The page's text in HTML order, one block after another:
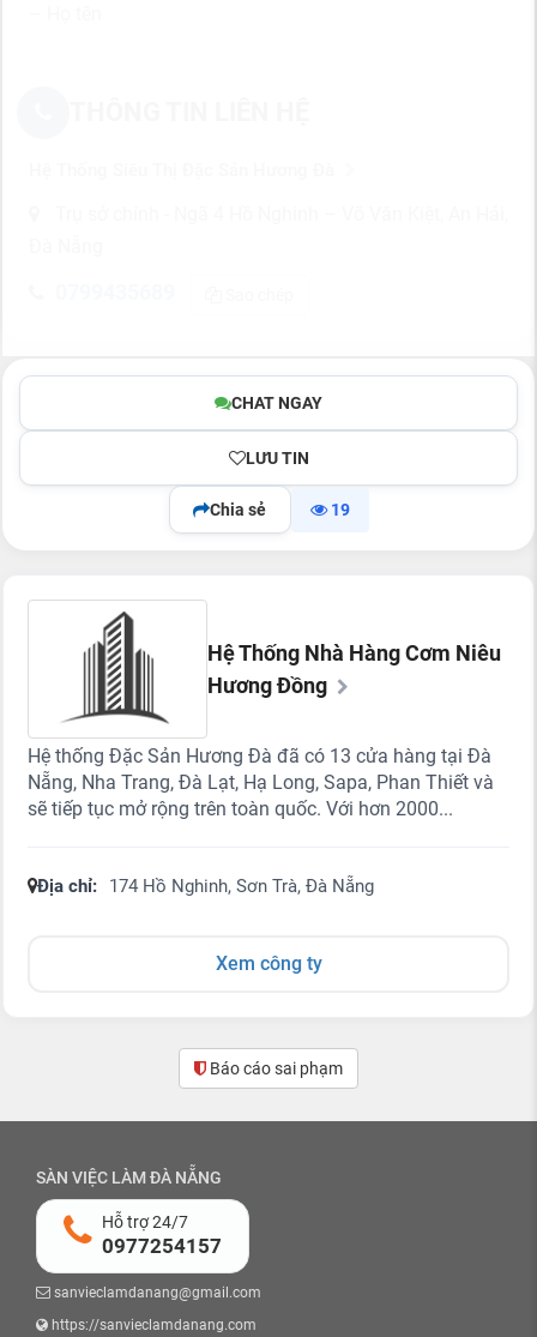
CHAT NGAY
LƯU TIN
Chia sẻ 19
Hệ Thống Nhà Hàng Cơm Niêu
Hương Đồng
Hệ thống Đặc Sản Hương Đà đã có 13 cửa hàng tại Đà
Nẵng, Nha Trang, Đà Lạt, Hạ Long, Sapa, Phan Thiết và
sẽ tiếp tục mở rộng trên toàn quốc. Với hơn 2000...
Địa chỉ: 174 Hồ Nghinh, Sơn Trà, Đà Nẵng
Xem công ty
Báo cáo sai phạm
SÀN VIỆC LÀM ĐÀ NẴNG
Hỗ trợ 24/7
0977254157
sanvieclamdanang@gmail.com
https://sanvieclamdanang.com